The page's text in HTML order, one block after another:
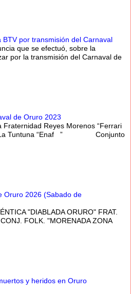
por transmisión del Carnaval
que se efectuó, sobre la
por la transmisión del Carnaval de
de Oruro 2023
Reyes Morenos “Ferrari
La Tuntuna “Enaf ” Conjunto
Oruro 2026 (Sabado de
"DIABLADA ORURO" FRAT.
FOLK. "MORENADA ZONA
y heridos en Oruro